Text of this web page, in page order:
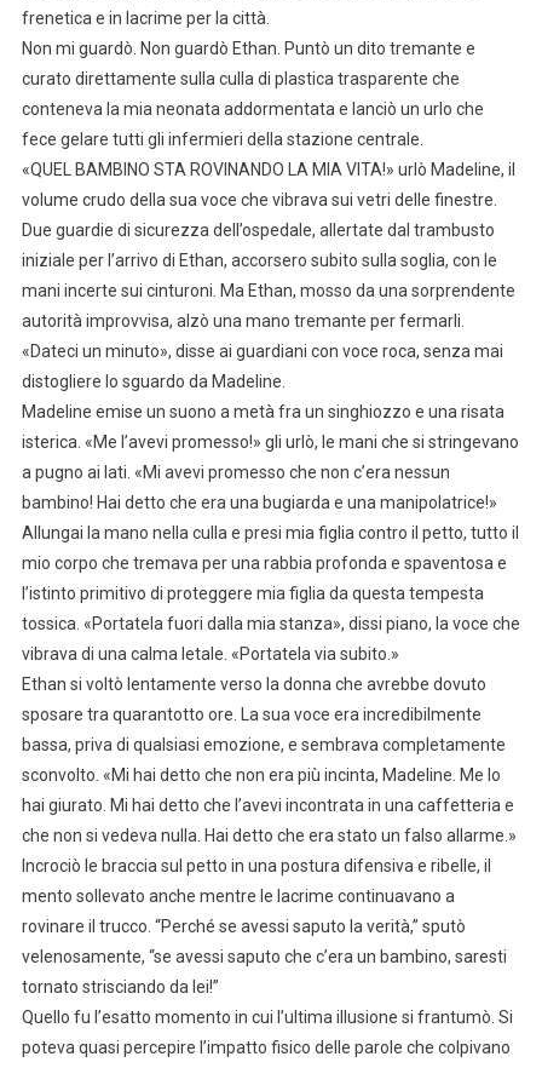
frenetica e in lacrime per la città.
Non mi guardò. Non guardò Ethan. Puntò un dito tremante e
curato direttamente sulla culla di plastica trasparente che
conteneva la mia neonata addormentata e lanciò un urlo che
fece gelare tutti gli infermieri della stazione centrale.
«QUEL BAMBINO STA ROVINANDO LA MIA VITA!» urlò Madeline, il
volume crudo della sua voce che vibrava sui vetri delle finestre.
Due guardie di sicurezza dell’ospedale, allertate dal trambusto
iniziale per l’arrivo di Ethan, accorsero subito sulla soglia, con le
mani incerte sui cinturoni. Ma Ethan, mosso da una sorprendente
autorità improvvisa, alzò una mano tremante per fermarli.
«Dateci un minuto», disse ai guardiani con voce roca, senza mai
distogliere lo sguardo da Madeline.
Madeline emise un suono a metà fra un singhiozzo e una risata
isterica. «Me l’avevi promesso!» gli urlò, le mani che si stringevano
a pugno ai lati. «Mi avevi promesso che non c’era nessun
bambino! Hai detto che era una bugiarda e una manipolatrice!»
Allungai la mano nella culla e presi mia figlia contro il petto, tutto il
mio corpo che tremava per una rabbia profonda e spaventosa e
l’istinto primitivo di proteggere mia figlia da questa tempesta
tossica. «Portatela fuori dalla mia stanza», dissi piano, la voce che
vibrava di una calma letale. «Portatela via subito.»
Ethan si voltò lentamente verso la donna che avrebbe dovuto
sposare tra quarantotto ore. La sua voce era incredibilmente
bassa, priva di qualsiasi emozione, e sembrava completamente
sconvolto. «Mi hai detto che non era più incinta, Madeline. Me lo
hai giurato. Mi hai detto che l’avevi incontrata in una caffetteria e
che non si vedeva nulla. Hai detto che era stato un falso allarme.»
Incrociò le braccia sul petto in una postura difensiva e ribelle, il
mento sollevato anche mentre le lacrime continuavano a
rovinare il trucco. “Perché se avessi saputo la verità,” sputò
velenosamente, “se avessi saputo che c’era un bambino, saresti
tornato strisciando da lei!”
Quello fu l’esatto momento in cui l’ultima illusione si frantumò. Si
poteva quasi percepire l’impatto fisico delle parole che colpivano